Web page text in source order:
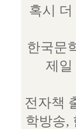
혹시
한국문
제일
전자책
학방송,